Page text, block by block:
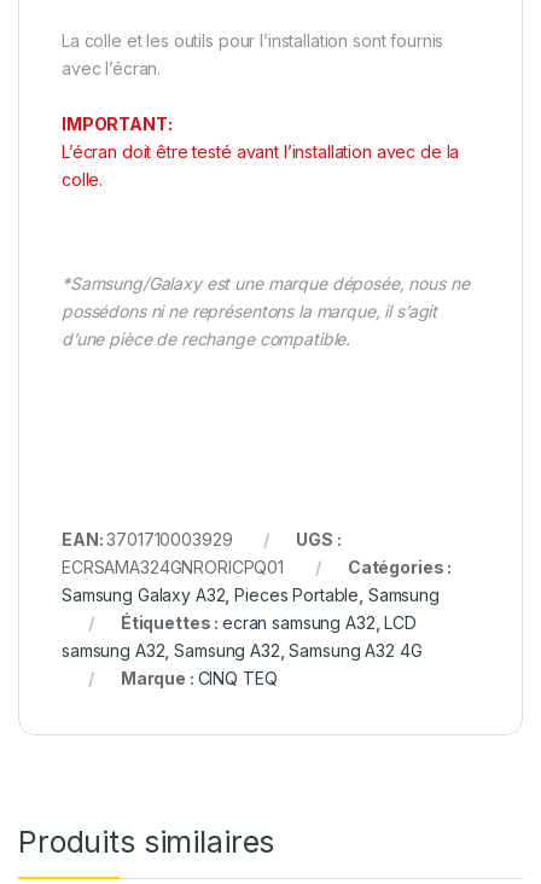
La colle et les outils pour l’installation sont fournis
avec l’écran.
IMPORTANT:
L’écran doit être testé avant l’installation avec de la
colle.
*Samsung/Galaxy est une marque déposée, nous ne
possédons ni ne représentons la marque, il s’agit
d’une pièce de rechange compatible.
EAN:3701710003929
UGS :
ECRSAMA324GNRORICPQ01
Catégories :
Samsung Galaxy A32 ,Pieces Portable Samsung
Étiquettes :ecran samsung A32 ,LCD
samsung A32 ,Samsung A32 ,Samsung A32 4G
Marque : CINQ TEQ
Produits similaires